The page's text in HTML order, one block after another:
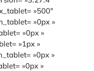
»500″
»0px »
»0px »
»1px »
»0px »
»0px »